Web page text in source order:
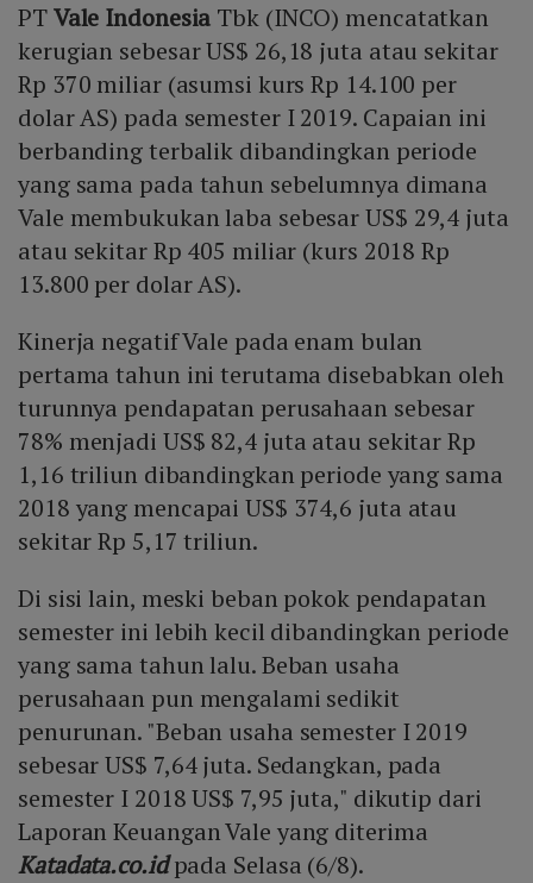
PTVale Indonesia Tbk (INCO) mencatatkan
kerugian sebesar US$ 26,18 juta atau sekitar
Rp 370 miliar (asumsi kurs Rp 14.100 per
dolar AS) pada semester I 2019. Capaian ini
berbanding terbalik dibandingkan periode
yang sama pada tahun sebelumnya dimana
Vale membukukan laba sebesar US$ 29,4 juta
atau sekitar Rp 405 miliar (kurs 2018 Rp
13.800 per dolar AS).
Kinerja negatif Vale pada enam bulan
pertama tahun ini terutama disebabkan oleh
turunnya pendapatan perusahaan sebesar
78% menjadi US$ 82,4 juta atau sekitar Rp
1,16 triliun dibandingkan periode yang sama
2018 yang mencapai US$ 374,6 juta atau
sekitar Rp 5,17 triliun.
Di sisi lain, meski beban pokok pendapatan
semester ini lebih kecil dibandingkan periode
yang sama tahun lalu. Beban usaha
perusahaan pun mengalami sedikit
penurunan. "Beban usaha semester I 2019
sebesar US$ 7,64 juta. Sedangkan, pada
semester I 2018 US$ 7,95 juta," dikutip dari
Laporan Keuangan Vale yang diterima
Katadata.co.idpada Selasa (6/8).